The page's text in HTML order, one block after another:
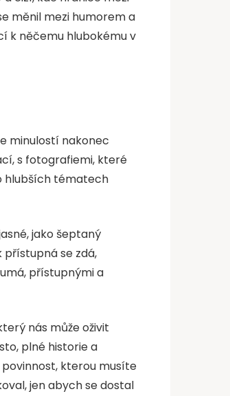
měnil mezi humorem a
k něčemu hlubokému v
minulostí nakonec
s fotografiemi, které
hlubších tématech
jako šeptaný
se zdá,
přístupnými a
nás může oživit
plné historie a
kterou musíte
jen abych se dostal